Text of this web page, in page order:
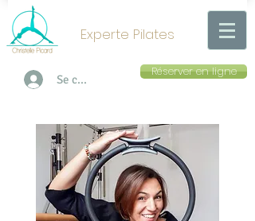
Experte Pilates
Se connecter
Réserver en ligne
Christelle Picard
Cours pilates
Metz
christellepicard.com